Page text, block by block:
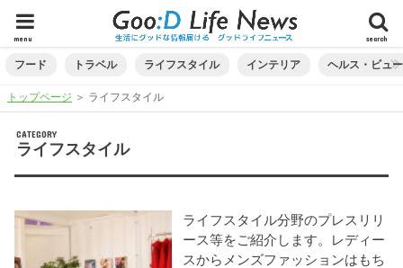
search
menu
フード トラベル ライフスタイル インテリア ヘルス・ビュ
トップページ ＞ ライフスタイル
CATEGORY
ライフスタイル
ライフスタイル分野のプレスリリ
ース等をご紹介します。レディー
スからメンズファッションはもち